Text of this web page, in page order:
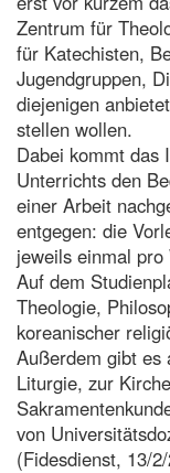
Zentrum für
für Katechisten,
Jugendgruppen,
diejenigen
stellen wollen.
Dabei kommt das
Unterrichts den
einer Arbeit
entgegen: die
jeweils einmal pro
Auf dem
Theologie,
koreanischer
Außerdem gibt es
Liturgie, zur
von
(Fidesdienst, 13/